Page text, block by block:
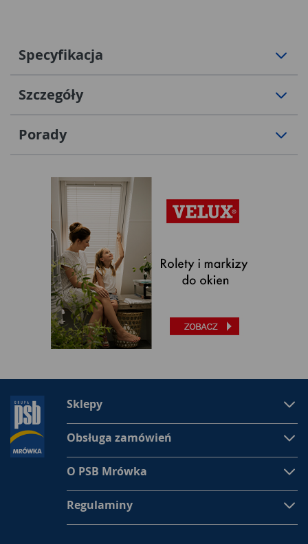
Specyfikacja
Szczegóły
Porady
Sklepy
Obsługa zamówień
O PSB Mrówka
Regulaminy